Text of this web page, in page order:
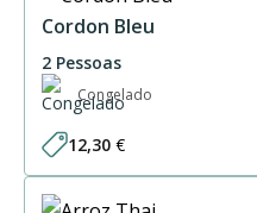
Cordon Bleu
2 Pessoas
Congelado
12,30 €